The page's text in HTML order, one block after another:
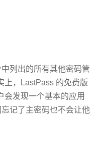
中列出的所有其他密码管
上，LastPass 的免费版
会发现一个基本的应用
记了主密码也不会让他